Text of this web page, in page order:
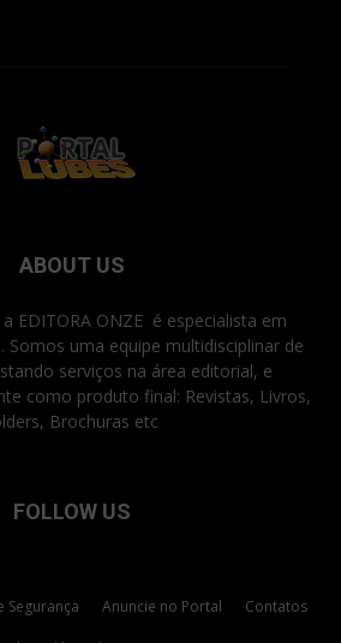
ABOUT US
EDITORA ONZE é especialista em
Somos uma equipe multidisciplinar de
serviços na área editorial, e
como produto final: Revistas, Livros,
Brochuras etc
FOLLOW US
Segurança Anuncie no Portal Contatos